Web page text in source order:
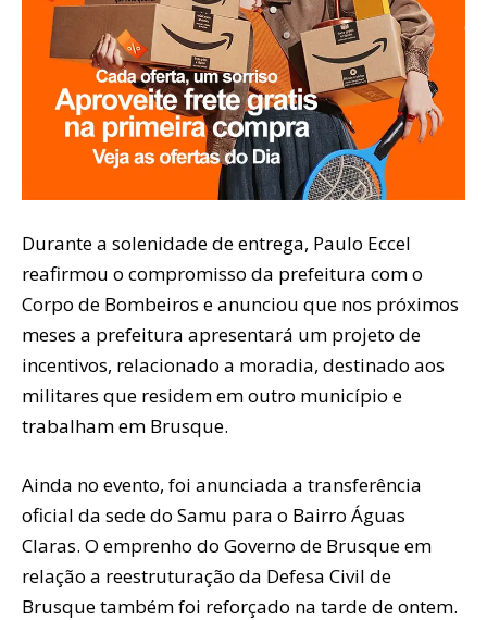
Durante a solenidade de entrega, Paulo Eccel
reafirmou o compromisso da prefeitura com o
Corpo de Bombeiros e anunciou que nos próximos
meses a prefeitura apresentará um projeto de
incentivos, relacionado a moradia, destinado aos
militares que residem em outro município e
trabalham em Brusque.
Ainda no evento, foi anunciada a transferência
oficial da sede do Samu para o Bairro Águas
Claras. O emprenho do Governo de Brusque em
relação a reestruturação da Defesa Civil de
Brusque também foi reforçado na tarde de ontem.